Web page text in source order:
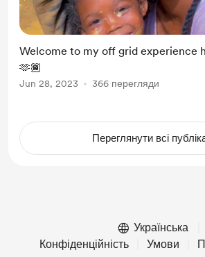
Welcome to my off grid experience
🫶🏾
Jun 28, 2023 366 перегляди
Переглянути всі
Українська
Конфіденційність
Умови